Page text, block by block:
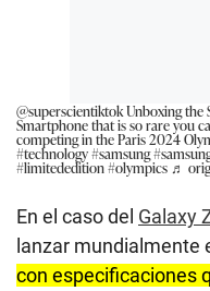
@superscientiktokUnboxing the
Smartphone that is so rare you
competing in the Paris 2024
#technology#samsung
#limitededition#olympics ♬
En el caso del Galaxy
lanzar mundialmente
con especificaciones